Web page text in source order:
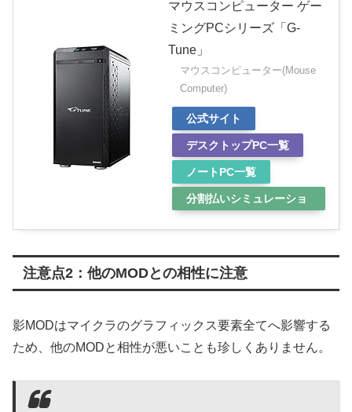
マウスコンピューター ゲー
ミングPCシリーズ「G-
Tune」
マウスコンピューター(Mouse
Computer)
公式サイト
デスクトップPC一覧
ノートPC一覧
分割払いシミュレーショ
注意点2：他のMODとの相性に注意
影MODはマイクラのグラフィックス要素全てへ影響する
ため、他のMODと相性が悪いことも珍しくありません。